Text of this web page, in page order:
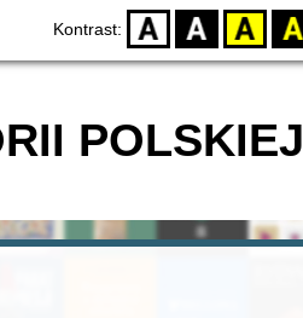
Kontrast: D BW YB BY
POLSKIEJ